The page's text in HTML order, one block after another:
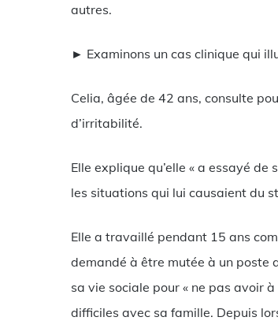
autres.
► Examinons un cas clinique qui
Celia, âgée de 42 ans, consulte
d’irritabilité.
Elle explique qu’elle « a essayé
les situations qui lui causaient du
Elle a travaillé pendant 15 ans
demandé à être mutée à un poste
sa vie sociale pour « ne pas avoir
difficiles avec sa famille. Depuis